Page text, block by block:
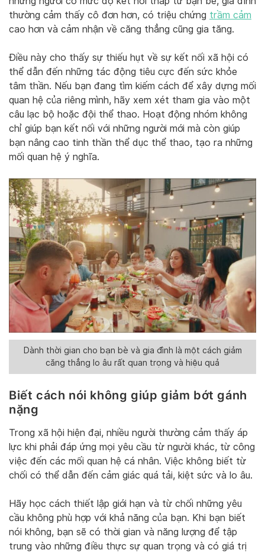
thường cảm thấy cô đơn hơn, có triệu chứng trầm cảm
cao hơn và cảm nhận về căng thẳng cũng gia tăng.
Điều này cho thấy sự thiếu hụt về sự kết nối xã hội có
thể dẫn đến những tác động tiêu cực đến sức khỏe
tâm thần. Nếu bạn đang tìm kiếm cách để xây dựng mối
quan hệ của riêng mình, hãy xem xét tham gia vào một
câu lạc bộ hoặc đội thể thao. Hoạt động nhóm không
chỉ giúp bạn kết nối với những người mới mà còn giúp
bạn nâng cao tinh thần thể dục thể thao, tạo ra những
mối quan hệ ý nghĩa.
Dành thời gian cho bạn bè và gia đình là một cách giảm
căng thẳng lo âu rất quan trọng và hiệu quả
Biết cách nói không giúp giảm bớt gánh
nặng
Trong xã hội hiện đại, nhiều người thường cảm thấy áp
lực khi phải đáp ứng mọi yêu cầu từ người khác, từ công
việc đến các mối quan hệ cá nhân. Việc không biết từ
chối có thể dẫn đến cảm giác quá tải, kiệt sức và lo âu.
Hãy học cách thiết lập giới hạn và từ chối những yêu
cầu không phù hợp với khả năng của bạn. Khi bạn biết
nói không, bạn sẽ có thời gian và năng lượng để tập
trung vào những điều thực sự quan trọng và có giá trị